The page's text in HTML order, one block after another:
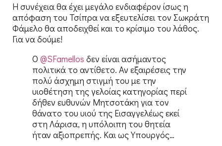
Η συνέχεια θα έχει μεγάλο ενδιαφέρον ίσως η
απόφαση του Τσίπρα να εξευτελίσει τον Σωκράτη
Φάμελο θα αποδειχθεί και το κρίσιμο του λάθος.
Για να δούμε!
Ο @SFamellos δεν είναι ασήμαντος
πολιτικά το αντίθετο. Αν εξαιρέσεις την
πολύ άσχημη στιγμή του με την
υιοθέτηση της γελοίας κατηγορίας περί
δήθεν ευθυνών Μητσοτάκη για τον
θάνατο του υιού της Εισαγγελέως εκεί
στη Λάρισα, η υπόλοιπη του θητεία
ήταν αξιοπρεπής. Και ως Υπουργός…